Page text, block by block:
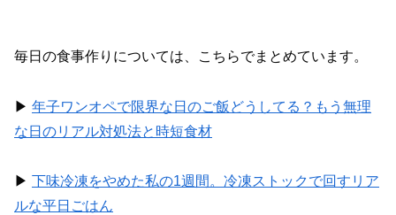
毎日の食事作りについては、こちらでまとめています。
▶︎ 年子ワンオペで限界な日のご飯どうしてる？もう無理
な日のリアル対処法と時短食材
▶︎ 下味冷凍をやめた私の1週間。冷凍ストックで回すリア
ルな平日ごはん